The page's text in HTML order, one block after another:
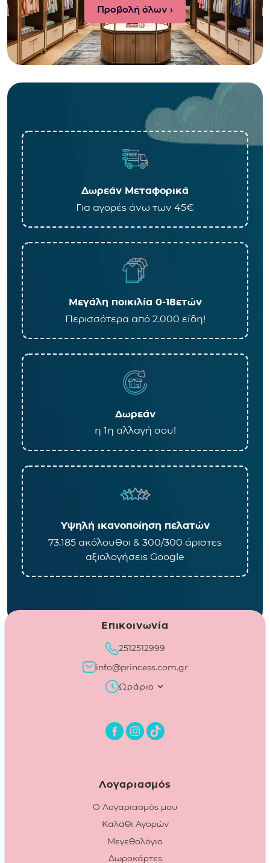
Προβολή όλων ›
Δωρεάν Μεταφορικά
Για αγορές άνω των 45€
Μεγάλη ποικιλία 0-18ετών
Περισσότερα από 2.000 είδη!
Δωρεάν
η 1η αλλαγή σου!
Υψηλή ικανοποίηση πελατών
73.185 ακόλουθοι & 300/300 άριστες
αξιολογήσεις Google
Επικοινωνία
2512512999
info@princess.com.gr
Ωράριο
Λογαριασμός
Ο Λογαριασμός μου
Καλάθι Αγορών
Μεγεθολόγιο
Δωροκάρτες